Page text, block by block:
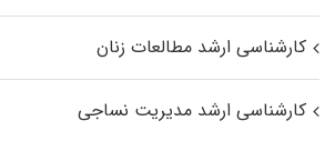
کارشناسی ارشد مطالعات زنان
کارشناسی ارشد مدیریت نساجی